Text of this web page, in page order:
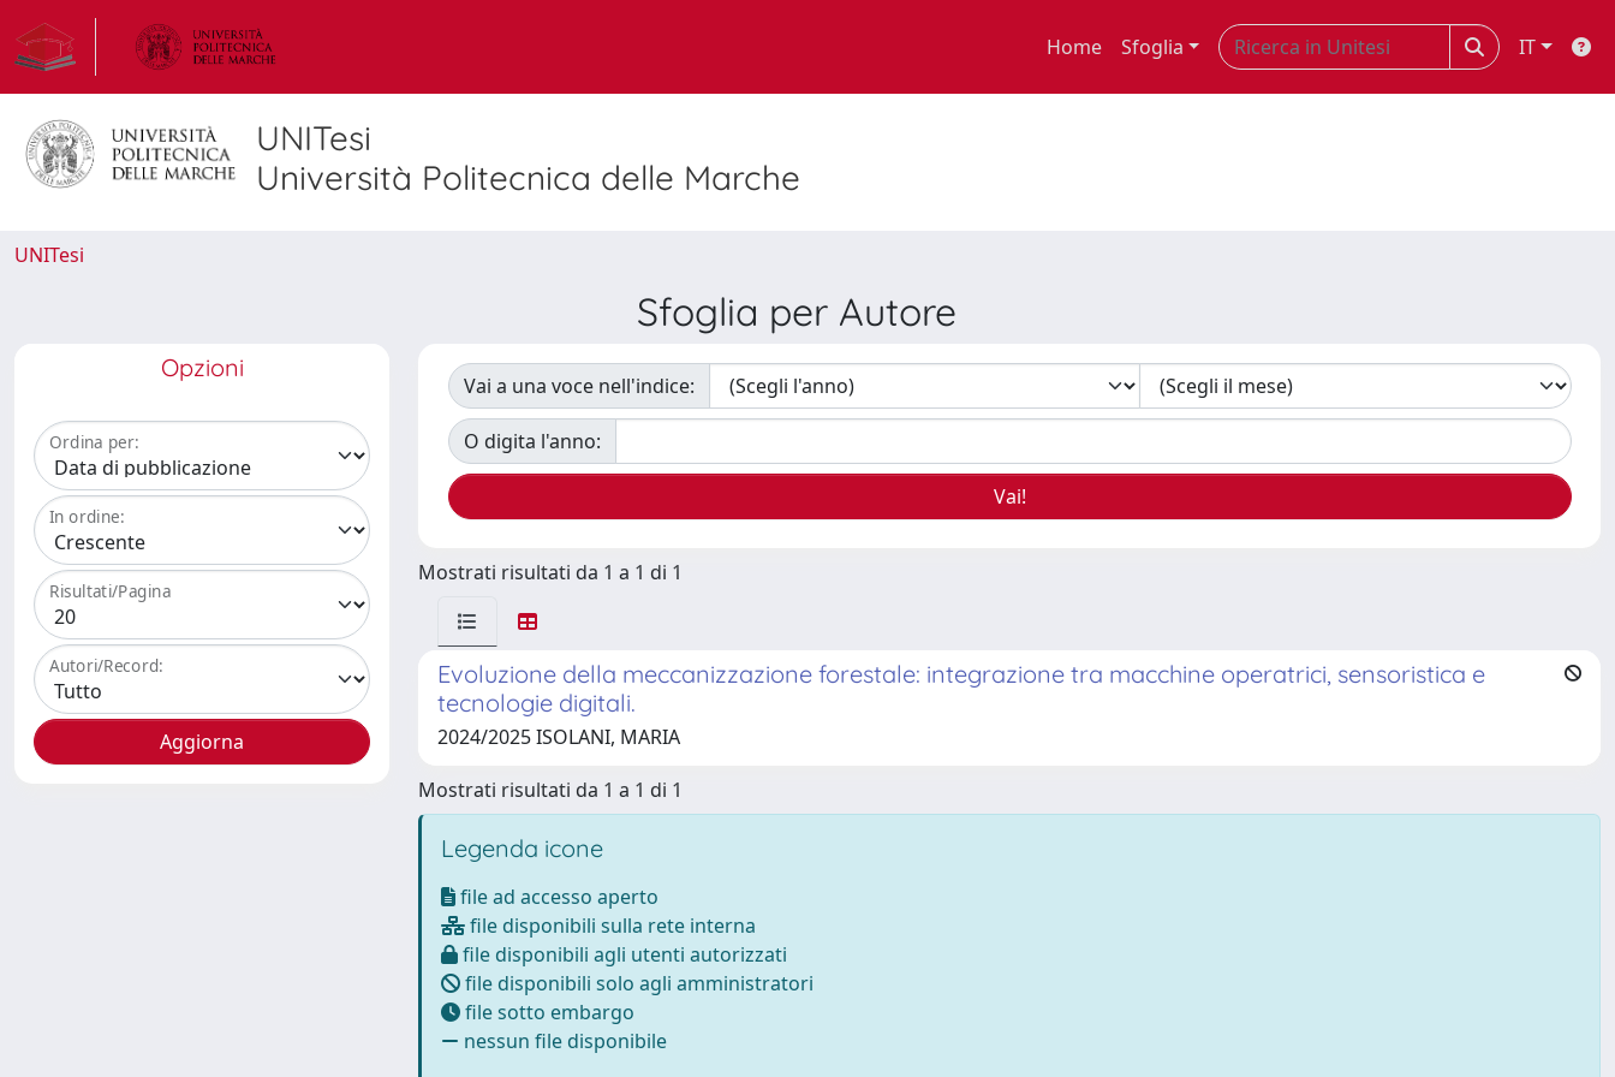
Home Sfoglia IT
UNITesi
Università Politecnica delle Marche
UNITesi
Sfoglia per Autore
Opzioni
Ordina per:
In ordine:
Risultati/Pagina
Autori/Record:
Vai a una voce nell'indice:
O digita l'anno:
Mostrati risultati da 1 a 1 di 1
Evoluzione della meccanizzazione forestale: integrazione tra macchine operatrici, sensoristica e
tecnologie digitali.
2024/2025 ISOLANI, MARIA
Mostrati risultati da 1 a 1 di 1
Legenda icone
file ad accesso aperto
file disponibili sulla rete interna
file disponibili agli utenti autorizzati
file disponibili solo agli amministratori
file sotto embargo
nessun file disponibile